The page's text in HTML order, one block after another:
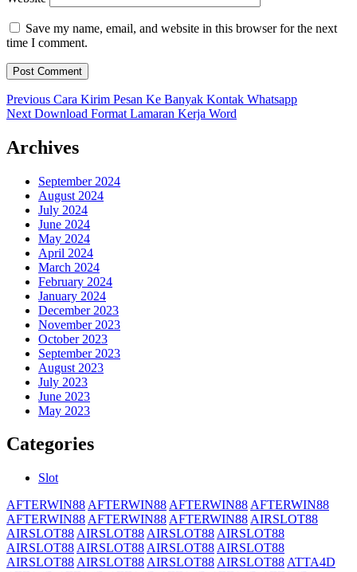
Save my name, email, and website in this browser for the next
time I comment.
Post
navigation
Previous Previous
post:
Cara Kirim Pesan Ke Banyak Kontak Whatsapp
Next Next
Download Format Lamaran Kerja Word
Archives
September 2024
August 2024
July 2024
June 2024
May 2024
April 2024
March 2024
February 2024
January 2024
December 2023
November 2023
October 2023
September 2023
August 2023
July 2023
June 2023
May 2023
Categories
Slot
AFTERWIN88 AFTERWIN88 AFTERWIN88 AFTERWIN88
AFTERWIN88 AFTERWIN88 AFTERWIN88 AIRSLOT88
AIRSLOT88 AIRSLOT88 AIRSLOT88 AIRSLOT88
AIRSLOT88 AIRSLOT88 AIRSLOT88 AIRSLOT88
AIRSLOT88 AIRSLOT88 AIRSLOT88 AIRSLOT88 ATTA4D